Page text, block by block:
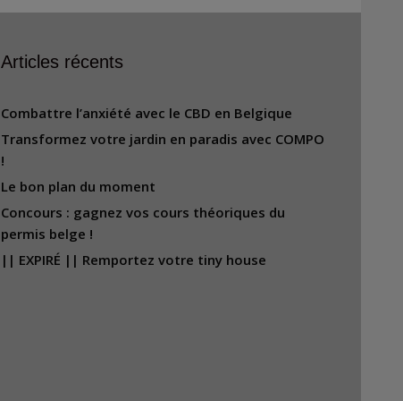
Articles récents
Combattre l’anxiété avec le CBD en Belgique
Transformez votre jardin en paradis avec COMPO
!
Le bon plan du moment
Concours : gagnez vos cours théoriques du
permis belge !
|| EXPIRÉ || Remportez votre tiny house